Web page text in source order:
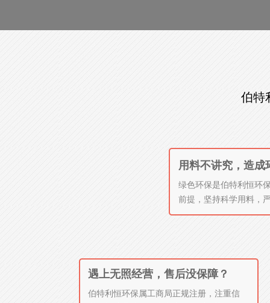
伯特
用料不讲究，造成
绿色环保是伯特利恒环
前提，坚持科学用料，
遇上无照经营，售后没保障？
伯特利恒环保属工商局正规注册，注重信